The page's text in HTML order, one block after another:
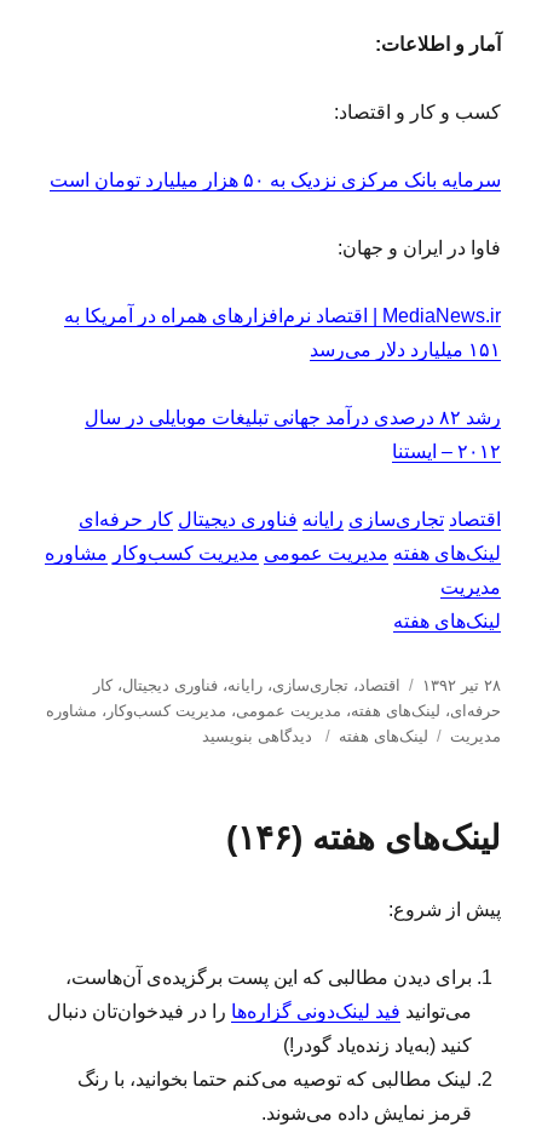
آمار و اطلاعات:
کسب و کار و اقتصاد:
سرمایه بانک مرکزی نزدیک به ۵۰ هزار میلیارد تومان است
فاوا در ایران و جهان:
MediaNews.ir | اقتصاد نرم‏‌افزارهای همراه در آمریکا به
۱۵۱ میلیارد دلار می‌رسد
رشد ۸۲ درصدی درآمد جهانی تبلیغات موبایلی در سال
۲۰۱۲ – ایستنا
اقتصاد تجاری‌سازی رایانه فناوری دیجیتال کار حرفه‌ای
لینک‌های هفته مدیریت عمومی مدیریت کسب‌و‌کار مشاوره
مدیریت
لینک‌های هفته
ا
ر
س
ر
۲۸ تیر ۱۳۹۲
د
س
ت
اقتصاد ،تجاری‌سازی،رایانه،فناوری دیجیتال،کار
حرفه‌ای، لینک‌های هفته، مدیریت عمومی، مدیریت كسب‌و‌كار ، مشاوره
مدیریت
ب
ب‌
لینک‌های هفته
ل
ی
ه
ف
ه
(
دیدگاهی بنویسید
لینک‌های هفته (۱۴۶)
پیش از شروع:
برای دیدن مطالبی که این پست برگزیده‌ی آن‌هاست،
می‌توانید فید لینک‌دونی گزاره‌ها را در فیدخوان‌تان دنبال
کنید (به‌یاد زنده‌یاد گودر!)
لینک‌ مطالبی که توصیه می‌کنم حتما بخوانید، با رنگ
قرمز نمایش داده می‌شوند.